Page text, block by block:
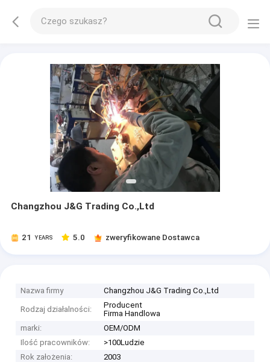
Changzhou J&G Trading Co.,Ltd
21 YEARS 5.0 zweryfikowane Dostawca
Nazwa firmy Changzhou J&G Trading Co.,Ltd
Rodzaj działalności:
Producent
Firma Handlowa
marki:
OEM/ODM
Ilość pracowników:
>100Ludzie
Rok założenia:
2003